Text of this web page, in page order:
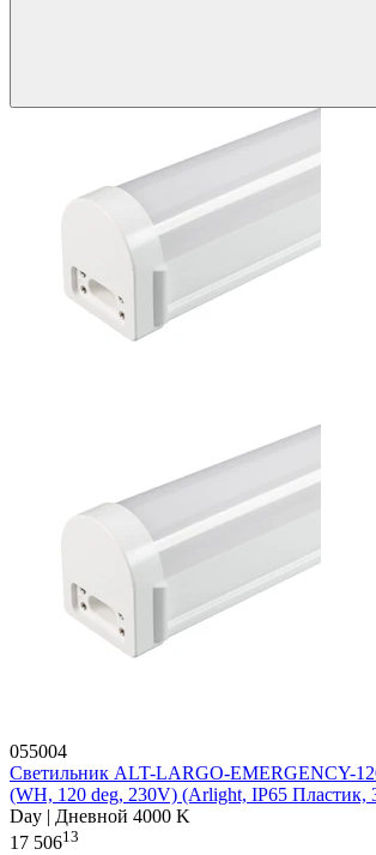
055004
Светильник ALT-LARGO-EMERGENCY-
(WH, 120 deg, 230V) (Arlight, IP65 Пластик,
Day | Дневной 4000 K
17 50613